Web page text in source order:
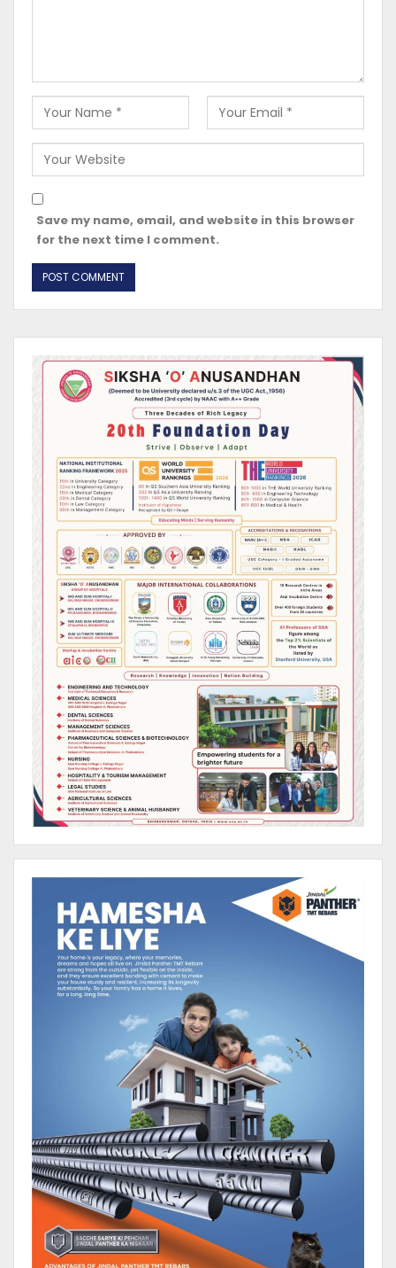
Save my name, email, and website in this browser
for the next time I comment.